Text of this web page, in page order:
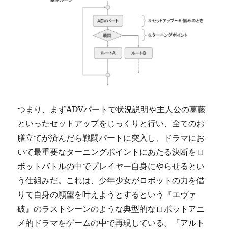
つまり、まずADVパートで状況説明や主人公の葛藤
といったセットアップをじっくりと行い、全てのお
膳立てが済んだら戦闘パートに突入し、ドラマにお
いて最重要なターニングポイントにあたる決断をロ
ボットバトルの中でプレイヤー自身にやらせるとい
う仕組みだ。これは、少年少女がロボットの力を借
りて自身の願望を叶えようとするという『エヴァ
破』のラストシーンのような典型的なロボットアニ
メ的ドラマをゲームの中で再現している。『アルト